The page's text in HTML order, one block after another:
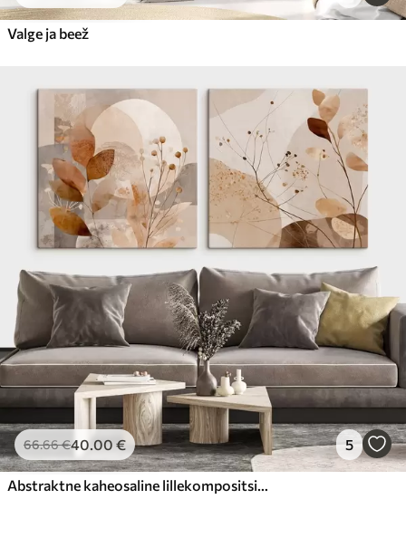
Valge ja beež
66.66€40.00 € 5
Abstraktne kaheosaline lillekompositsioon